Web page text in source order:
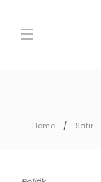
Home Satir